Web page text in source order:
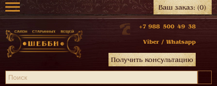
Ваш заказ:(0)
+7 988 500 49 38
Viber / Whatsapp
Получить консультацию